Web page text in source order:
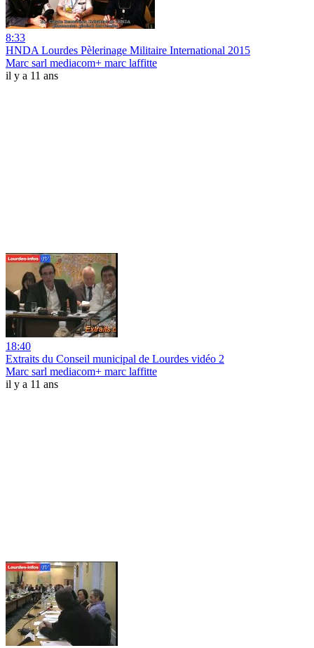
8:33
HNDA Lourdes Pèlerinage Militaire International 2015
Marc sarl mediacom+ marc laffitte
il y a 11 ans
18:40
Extraits du Conseil municipal de Lourdes vidéo 2
Marc sarl mediacom+ marc laffitte
il y a 11 ans